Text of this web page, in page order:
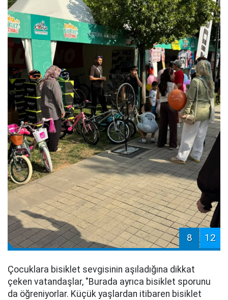
8 12
Çocuklara bisiklet sevgisinin aşıladığına dikkat
çeken vatandaşlar, "Burada ayrıca bisiklet sporunu
da öğreniyorlar. Küçük yaşlardan itibaren bisiklet